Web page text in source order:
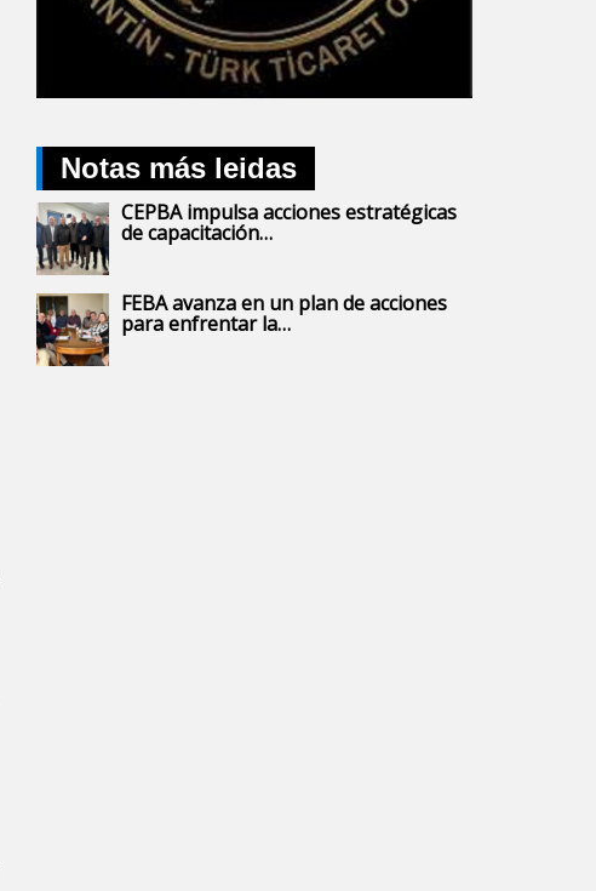
Notas más leidas
CEPBA impulsa acciones estratégicas
de capacitación…
FEBA avanza en un plan de acciones
para enfrentar la…